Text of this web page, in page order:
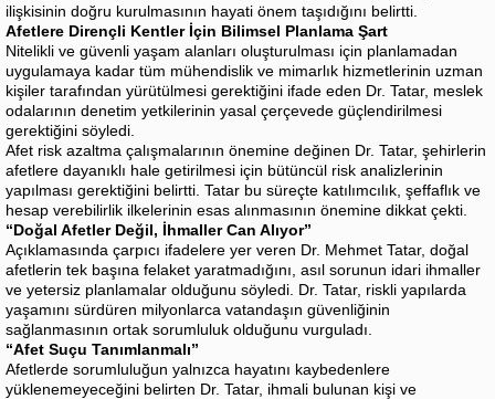
ilişkisinin doğru kurulmasının hayati önem taşıdığını belirtti.
Afetlere Dirençli Kentler İçin Bilimsel Planlama Şart
Nitelikli ve güvenli yaşam alanları oluşturulması için planlamadan
uygulamaya kadar tüm mühendislik ve mimarlık hizmetlerinin uzman
kişiler tarafından yürütülmesi gerektiğini ifade eden Dr. Tatar, meslek
odalarının denetim yetkilerinin yasal çerçevede güçlendirilmesi
gerektiğini söyledi.
Afet risk azaltma çalışmalarının önemine değinen Dr. Tatar, şehirlerin
afetlere dayanıklı hale getirilmesi için bütüncül risk analizlerinin
yapılması gerektiğini belirtti. Tatar bu süreçte katılımcılık, şeffaflık ve
hesap verebilirlik ilkelerinin esas alınmasının önemine dikkat çekti.
“Doğal Afetler Değil, İhmaller Can Alıyor”
Açıklamasında çarpıcı ifadelere yer veren Dr. Mehmet Tatar, doğal
afetlerin tek başına felaket yaratmadığını, asıl sorunun idari ihmaller
ve yetersiz planlamalar olduğunu söyledi. Dr. Tatar, riskli yapılarda
yaşamını sürdüren milyonlarca vatandaşın güvenliğinin
sağlanmasının ortak sorumluluk olduğunu vurguladı.
“Afet Suçu Tanımlanmalı”
Afetlerde sorumluluğun yalnızca hayatını kaybedenlere
yüklenemeyeceğini belirten Dr. Tatar, ihmali bulunan kişi ve